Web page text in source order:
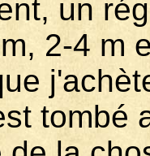
un
2-4 m
tombé